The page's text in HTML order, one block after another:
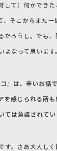
して）何かでき
、そこからまた
だろうし。でも
なって思います。
』は、辛いお話
を感じられる所
ては意識されてい
す。さあ大人し